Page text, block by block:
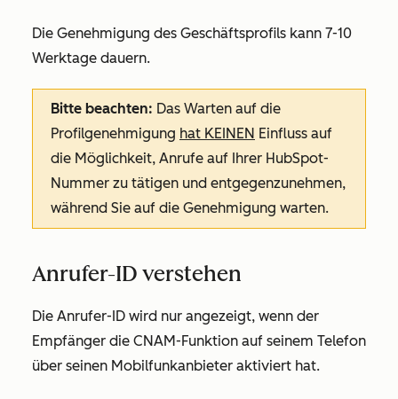
Die Genehmigung des Geschäftsprofils kann 7-10
Werktage dauern.
Bitte beachten: Das Warten auf die
Profilgenehmigung hat KEINEN Einfluss auf
die Möglichkeit, Anrufe auf Ihrer HubSpot-
Nummer zu tätigen und entgegenzunehmen,
während Sie auf die Genehmigung warten.
Anrufer-ID verstehen
Die Anrufer-ID wird nur angezeigt, wenn der
Empfänger die CNAM-Funktion auf seinem Telefon
über seinen Mobilfunkanbieter aktiviert hat.